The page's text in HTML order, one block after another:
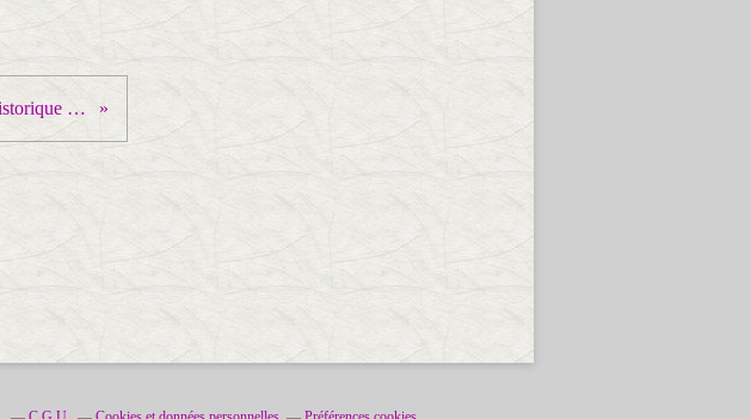
Annie Lacroix-Riz : Défendre la vérité historique contre les falsifications !